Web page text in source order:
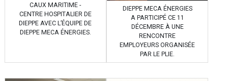
CAUX MARITIME -
CENTRE HOSPITALIER DE
DIEPPE AVEC L’ÉQUIPE DE
DIEPPE MECA ÉNERGIES.
DIEPPE MECA ÉNERGIES
A PARTICIPÉ CE 11
DÉCEMBRE À UNE
RENCONTRE
EMPLOYEURS ORGANISÉE
PAR LE PLIE.